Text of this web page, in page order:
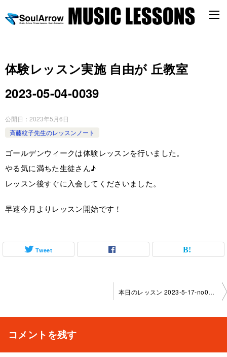
体験レッスン実施 自由が 丘教室
2023-05-04-0039
公開日： 2023年5月6日
斉藤紋子先生のレッスンノート
ゴールデンウィークは体験レッスンを行いました。
やる気に満ちた生徒さん♪
レッスン後すぐに入会してくださいました。
早速今月よりレッスン開始です！
Tweet
ビ
本日のレッスン 2023-5-17-no0039-1130
コメントを残す